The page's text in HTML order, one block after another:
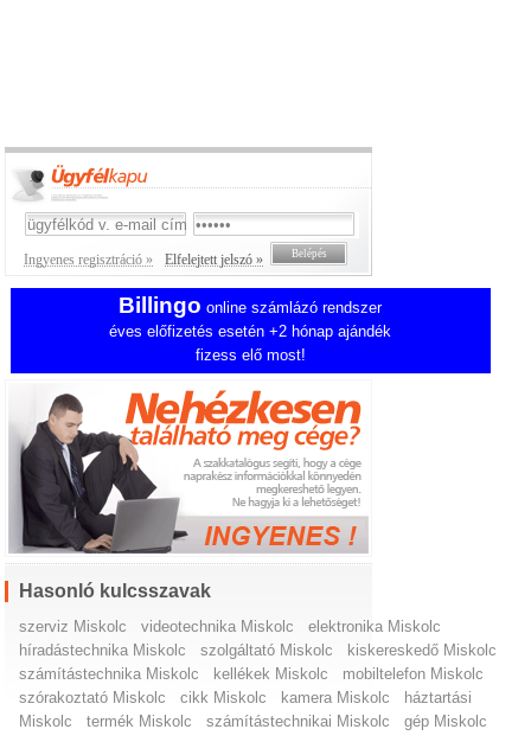
Ingyenes regisztráció » Elfelejtett jelszó »
Billingo online számlázó rendszer
éves előfizetés esetén +2 hónap ajándék
fizess elő most!
Hasonló kulcsszavak
szerviz Miskolc videotechnika Miskolc
elektronika Miskolc
híradástechnika Miskolc
szolgáltató Miskolc
kiskereskedő Miskolc
számítástechnika Miskolc
kellékek Miskolc
mobiltelefon Miskolc
szórakoztató Miskolc
cikk Miskolc kamera Miskolc
háztartási
Miskolc
termék Miskolc számítástechnikai Miskolc gép Miskolc